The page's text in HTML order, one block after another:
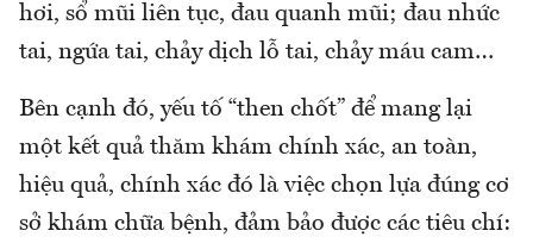
hơi, sổ mũi liên tục, đau quanh mũi; đau nhức
tai, ngứa tai, chảy dịch lỗ tai, chảy máu cam…
Bên cạnh đó, yếu tố “then chốt” để mang lại
một kết quả thăm khám chính xác, an toàn,
hiệu quả, chính xác đó là việc chọn lựa đúng cơ
sở khám chữa bệnh, đảm bảo được các tiêu chí: